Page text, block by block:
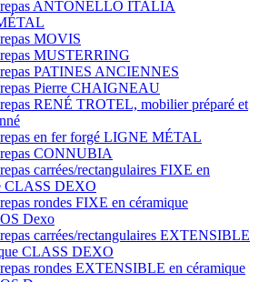
repas ANTONELLO ITALIA
MOVIS
MUSTERRING
PATINES ANCIENNES
repas Pierre CHAIGNEAU
RENÉ TROTEL, mobilier préparé et
repas en fer forgé LIGNE MÉTAL
repas CONNUBIA
carrées/rectangulaires FIXE en
CLASS DEXO
rondes FIXE en céramique
Dexo
carrées/rectangulaires EXTENSIBLE
CLASS DEXO
rondes EXTENSIBLE en céramique